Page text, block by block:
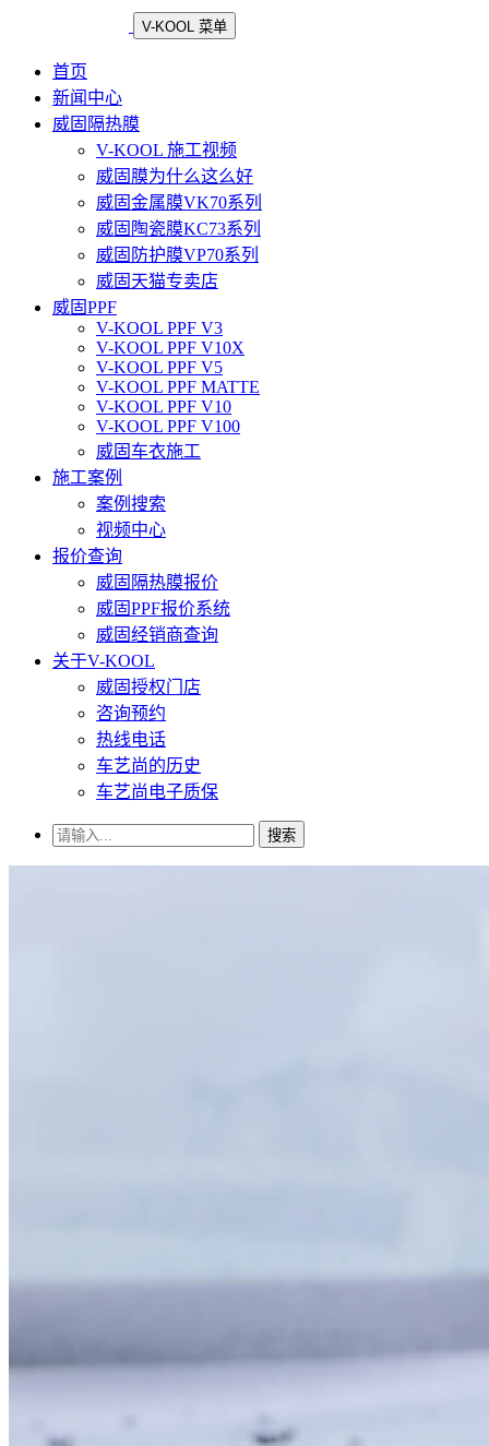
V-KOOL 菜单
首页
新闻中心
威固隔热膜
V-KOOL 施工视频
威固膜为什么这么好
威固金属膜VK70系列
威固陶瓷膜KC73系列
威固防护膜VP70系列
威固天猫专卖店
威固PPF
V-KOOL PPF V3
V-KOOL PPF V10X
V-KOOL PPF V5
V-KOOL PPF MATTE
V-KOOL PPF V10
V-KOOL PPF V100
威固车衣施工
施工案例
案例搜索
视频中心
报价查询
威固隔热膜报价
威固PPF报价系统
威固经销商查询
关于V-KOOL
威固授权门店
咨询预约
热线电话
车艺尚的历史
车艺尚电子质保
搜索